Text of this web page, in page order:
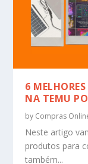
6
NA TEMU
by Compras
Neste artigo
produtos para
também...